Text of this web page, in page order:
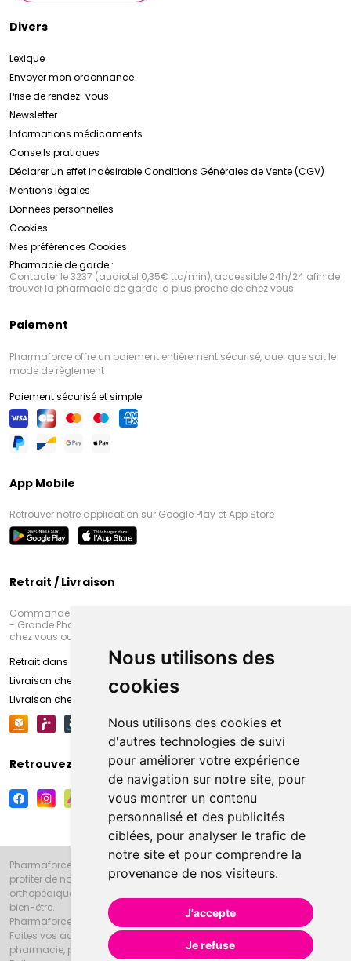
Nous utilisons des
cookies
Nous utilisons des cookies et
d'autres technologies de suivi
pour améliorer votre expérience
de navigation sur notre site, pour
vous montrer un contenu
personnalisé et des publicités
ciblées, pour analyser le trafic de
notre site et pour comprendre la
provenance de nos visiteurs.
J'accepte
Je refuse
Divers
Lexique
Envoyer mon ordonnance
Prise de rendez-vous
Newsletter
Informations médicaments
Conseils pratiques
Déclarer un effet indésirableConditions Générales de Vente (CGV)
Mentions légales
Données personnelles
Cookies
Mes préférences Cookies
Pharmacie de garde :
Contacter le 3237 (audiotel 0,35€ ttc/min), accessible 24h/24 afin de
trouver la pharmacie de garde la plus proche de chez vous
Paiement
Pharmaforce offre un paiement entièrement sécurisé, quel que soit le
mode de règlement
Paiement sécurisé et simple
App Mobile
Retrouver notre application sur Google Play et App Store
Retrait / Livraison
Commandez en ligne et venez chercher votre commande à Amiens
- Grande Pharmacie d’Amiens (Fachon) ou recevez-là rapidement
chez vous ou en point retrait
Retrait dans la pharmacie d’Amiens
Livraison chez vous
Livraison chez votre commerçant
Retrouvez-nous sur vos réseaux sociaux
Pharmaforce.fr et la Grande Pharmacie d’Amiens vous souhaitent de
profiter de notre accueil, de nos conseils pharmaceutiques,
orthopédiques, homéopathiques, parapharmaceutiques, beauté et
bien-être.
Pharmaforce.fr est le site internet de la Grande Pharmacie d’Amiens.
Faites vos achats en ligne grâce à un choix de 20000 références en
pharmacie, parapharmacie, diététique et animaux (vétérinaire).